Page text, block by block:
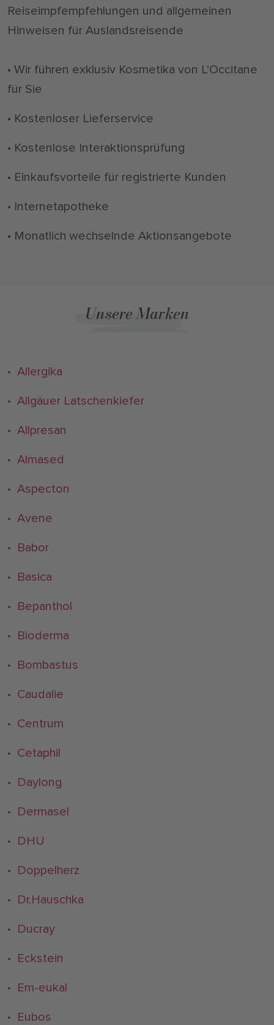
Reiseimpfempfehlungen und allgemeinen
Hinweisen für Auslandsreisende
• Wir führen exklusiv Kosmetika von L'Occitane
für Sie
• Kostenloser Lieferservice
• Kostenlose Interaktionsprüfung
• Einkaufsvorteile für registrierte Kunden
• Internetapotheke
• Monatlich wechselnde Aktionsangebote
Unsere Marken
• Allergika
• Allgäuer Latschenkiefer
• Allpresan
• Almased
• Aspecton
• Avene
• Babor
• Basica
• Bepanthol
• Bioderma
• Bombastus
• Caudalie
• Centrum
• Cetaphil
• Daylong
• Dermasel
• DHU
• Doppelherz
• Dr.Hauschka
• Ducray
• Eckstein
• Em-eukal
• Eubos